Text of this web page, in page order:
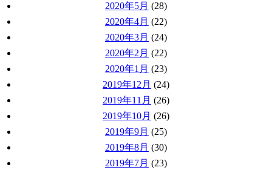
2020年5月 (28)
2020年4月 (22)
2020年3月 (24)
2020年2月 (22)
2020年1月 (23)
2019年12月 (24)
2019年11月 (26)
2019年10月 (26)
2019年9月 (25)
2019年8月 (30)
2019年7月 (23)